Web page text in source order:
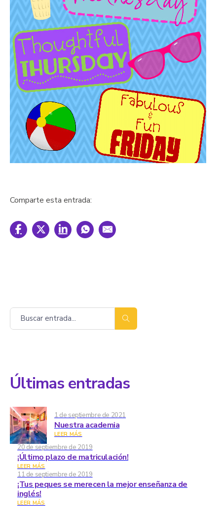
Comparte esta entrada:
Buscar
Últimas entradas
1 de septiembre de 2021
Nuestra academia
LEER MÁS
20 de septiembre de 2019
¡Último plazo de matriculación!
LEER MÁS
11 de septiembre de 2019
¡Tus peques se merecen la mejor enseñanza de
inglés!
LEER MÁS